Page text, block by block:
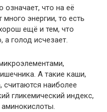
что на её
много энергии, то есть
ещё и тем, что
голод исчезает.
А такие каши,
считаются наиболее
гликемический индекс,